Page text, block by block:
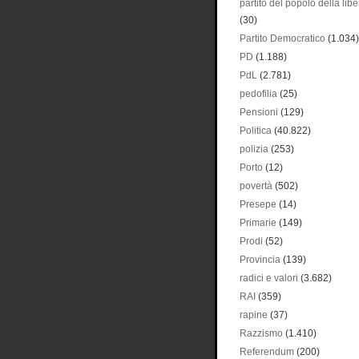
partito del popolo della
(30)
Partito Democratico (1.034)
PD (1.188)
PdL (2.781)
pedofilia (25)
Pensioni (129)
Politica (40.822)
polizia (253)
Porto (12)
povertà (502)
Presepe (14)
Primarie (149)
Prodi (52)
Provincia (139)
radici e valori (3.682)
RAI (359)
rapine (37)
Razzismo (1.410)
Referendum (200)